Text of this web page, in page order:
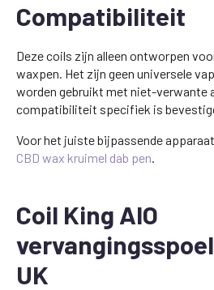
Compatibiliteit
Deze coils zijn alleen ontworpen
waxpen. Het zijn geen universele
worden gebruikt met niet-verwante
compatibiliteit specifiek is
Voor het juiste bijpassende
CBD wax kruimel dab pen.
Coil King AIO
UK